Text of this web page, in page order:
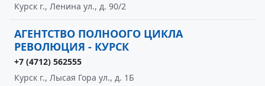
Курск г., Ленина ул., д. 90/2
АГЕНТСТВО ПОЛНООГО ЦИКЛА
РЕВОЛЮЦИЯ - КУРСК
+7 (4712) 562555
Курск г., Лысая Гора ул., д. 1Б